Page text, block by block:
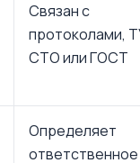
Связан с
протоколами,
СТО или ГОСТ
Определяет
ответственное